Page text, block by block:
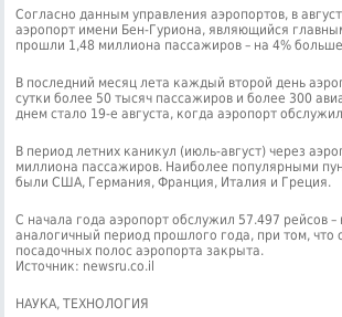
Согласно данным управления аэропортов, в
аэропорт имени Бен-Гуриона, являющийся
прошли 1,48 миллиона пассажиров – на 4%
В последний месяц лета каждый второй день
сутки более 50 тысяч пассажиров и более 300
днем стало 19-е августа, когда аэропорт
В период летних каникул (июль-август) через
миллиона пассажиров. Наиболее популярными
были США, Германия, Франция, Италия и Греция.
С начала года аэропорт обслужил 57.497 рейсов
аналогичный период прошлого года, при том, что
посадочных полос аэропорта закрыта.
Источник: newsru.co.il
НАУКА, ТЕХНОЛОГИЯ